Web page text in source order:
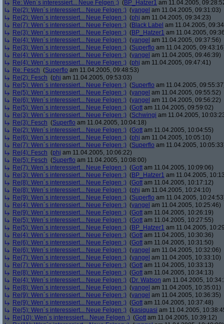
Re: Wen´s interessiert... Neue Felgen ;) (BP_Hatzer1 am 11.04.2005,
Re(2): Wen´s interessiert... Neue Felgen ;) (yangel am 11.04.2005, 09:31:03)
Re(2): Wen´s interessiert... Neue Felgen ;) (phj am 11.04.2005, 09:34:23)
Re(7): Wen´s interessiert... Neue Felgen ;) (Black Label am 11.04.2005,
Re(3): Wen´s interessiert... Neue Felgen ;) (BP_Hatzer1 am 11.04.2005,
Re(4): Wen´s interessiert... Neue Felgen ;) (yangel am 11.04.2005, 09:37:56)
Re(3): Wen´s interessiert... Neue Felgen ;) (Superflo am 11.04.2005,
Re(4): Wen´s interessiert... Neue Felgen ;) (yangel am 11.04.2005, 09:46:39)
Re(4): Wen´s interessiert... Neue Felgen ;) (phj am 11.04.2005, 09:47:41)
Re: Fesch (Superflo am 11.04.2005, 09:48:53)
Re(2): Fesch (phj am 11.04.2005, 09:53:03)
Re(5): Wen´s interessiert... Neue Felgen ;) (Superflo am 11.04.2005,
Re(5): Wen´s interessiert... Neue Felgen ;) (yangel am 11.04.2005, 09:55:52)
Re(6): Wen´s interessiert... Neue Felgen ;) (yangel am 11.04.2005, 09:56:22)
Re(5): Wen´s interessiert... Neue Felgen ;) (Gott am 11.04.2005, 09:59:02)
Re(3): Wen´s interessiert... Neue Felgen ;) (Schwingi am 11.04.2005,
Re(3): Fesch (Superflo am 11.04.2005, 10:04:18)
Re(2): Wen´s interessiert... Neue Felgen ;) (Gott am 11.04.2005, 10:04:55)
Re(6): Wen´s interessiert... Neue Felgen ;) (phj am 11.04.2005, 10:05:10)
Re(7): Wen´s interessiert... Neue Felgen ;) (Superflo am 11.04.2005,
Re(4): Fesch (phj am 11.04.2005, 10:06:22)
Re(5): Fesch (Superflo am 11.04.2005, 10:08:00)
Re(7): Wen´s interessiert... Neue Felgen ;) (Gott am 11.04.2005, 10:09:06)
Re(3): Wen´s interessiert... Neue Felgen ;) (BP_Hatzer1 am 11.04.2005,
Re(8): Wen´s interessiert... Neue Felgen ;) (Gott am 11.04.2005, 10:17:12)
Re(8): Wen´s interessiert... Neue Felgen ;) (phj am 11.04.2005, 10:24:10)
Re(9): Wen´s interessiert... Neue Felgen ;) (Superflo am 11.04.2005,
Re(4): Wen´s interessiert... Neue Felgen ;) (yangel am 11.04.2005, 10:25:46)
Re(9): Wen´s interessiert... Neue Felgen ;) (Gott am 11.04.2005, 10:26:19)
Re(5): Wen´s interessiert... Neue Felgen ;) (Gott am 11.04.2005, 10:27:55)
Re(5): Wen´s interessiert... Neue Felgen ;) (BP_Hatzer1 am 11.04.2005,
Re(4): Wen´s interessiert... Neue Felgen ;) (Gott am 11.04.2005, 10:30:36)
Re(6): Wen´s interessiert... Neue Felgen ;) (Gott am 11.04.2005, 10:31:50)
Re(6): Wen´s interessiert... Neue Felgen ;) (yangel am 11.04.2005, 10:32:06)
Re(7): Wen´s interessiert... Neue Felgen ;) (yangel am 11.04.2005, 10:33:10)
Re(7): Wen´s interessiert... Neue Felgen ;) (Gott am 11.04.2005, 10:33:13)
Re(8): Wen´s interessiert... Neue Felgen ;) (Gott am 11.04.2005, 10:34:13)
Re(4): Wen´s interessiert... Neue Felgen ;) (Dr. Watson am 11.04.2005,
Re(8): Wen´s interessiert... Neue Felgen ;) (yangel am 11.04.2005, 10:35:01)
Re(9): Wen´s interessiert... Neue Felgen ;) (yangel am 11.04.2005, 10:36:35)
Re(9): Wen´s interessiert... Neue Felgen ;) (Gott am 11.04.2005, 10:37:48)
Re(5): Wen´s interessiert... Neue Felgen ;) (kasiquasi am 11.04.2005,
Re(10): Wen´s interessiert... Neue Felgen ;) (Gott am 11.04.2005, 10:39:12)